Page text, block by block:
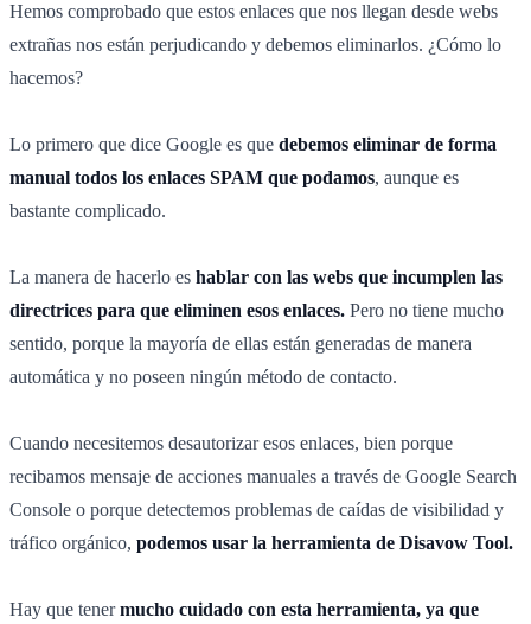
Hemos comprobado que estos enlaces que nos llegan desde webs
extrañas nos están perjudicando y debemos eliminarlos. ¿Cómo lo
hacemos?
Lo primero que dice Google es que debemos eliminar de forma
manual todos los enlaces SPAM que podamos, aunque es
bastante complicado.
La manera de hacerlo es hablar con las webs que incumplen las
directrices para que eliminen esos enlaces. Pero no tiene mucho
sentido, porque la mayoría de ellas están generadas de manera
automática y no poseen ningún método de contacto.
Cuando necesitemos desautorizar esos enlaces, bien porque
recibamos mensaje de acciones manuales a través de Google Search
Console o porque detectemos problemas de caídas de visibilidad y
tráfico orgánico, podemos usar la herramienta de Disavow Tool.
Hay que tenermucho cuidado con esta herramienta, ya que